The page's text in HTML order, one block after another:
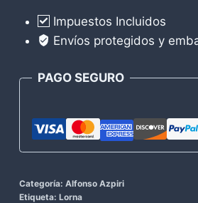
Impuestos Incluidos
Envíos protegidos y
PAGO SEGURO
Categoría: Alfonso Azpiri
Etiqueta: Lorna